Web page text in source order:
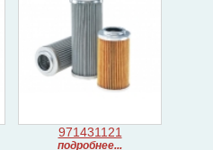
971431121
подробнее...